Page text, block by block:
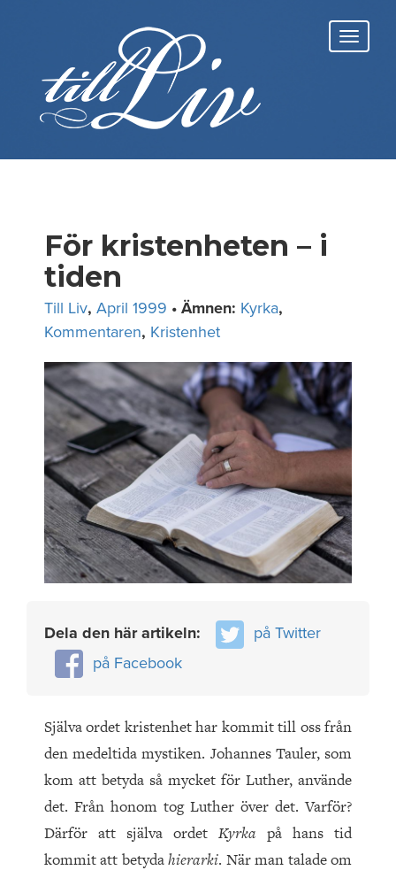
För kristenheten – i
tiden
Till Liv, April 1999 • Ämnen: Kyrka,
Kommentaren, Kristenhet
Dela den här artikeln:
på Twitter
på Facebook
Själva ordet kristenhet har kommit till oss från
den medeltida mystiken. Johannes Tauler, som
kom att betyda så mycket för Luther, använde
det. Från honom tog Luther över det. Varför?
Därför att själva ordet Kyrka på hans tid
kommit att betydahierarki. När man talade om